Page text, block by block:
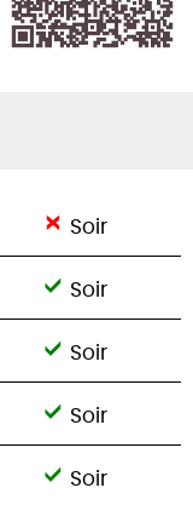
Soir
Soir
Soir
Soir
Soir